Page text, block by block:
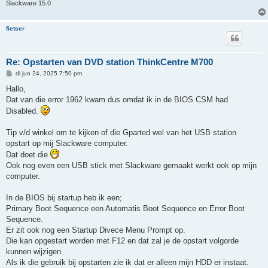
Slackware 15.0
fietser
Re: Opstarten van DVD station ThinkCentre M700
B
r
c
h
t
di jun 24, 2025 7:50 pm
Hallo,
Dat van die error 1962 kwam dus omdat ik in de BIOS CSM had
Disabled.
Tip v/d winkel om te kijken of die Gparted wel van het USB station
opstart op mij Slackware computer.
Dat doet die
Ook nog even een USB stick met Slackware gemaakt werkt ook op mijn
computer.
In de BIOS bij startup heb ik een;
Primary Boot Sequence een Automatis Boot Sequence en Error Boot
Sequence.
Er zit ook nog een Startup Divece Menu Prompt op.
Die kan opgestart worden met F12 en dat zal je de opstart volgorde
kunnen wijzigen
Als ik die gebruik bij opstarten zie ik dat er alleen mijn HDD er instaat.